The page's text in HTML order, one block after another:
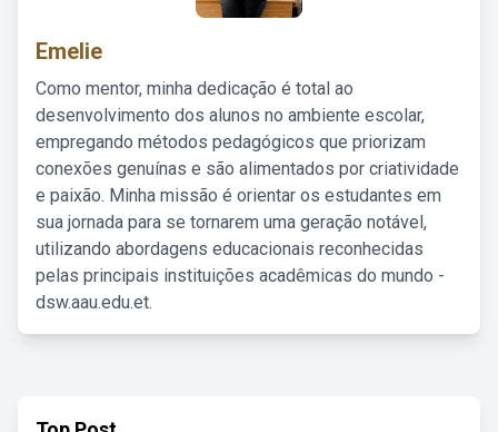
Emelie
Como mentor, minha dedicação é total ao
desenvolvimento dos alunos no ambiente escolar,
empregando métodos pedagógicos que priorizam
conexões genuínas e são alimentados por criatividade
e paixão. Minha missão é orientar os estudantes em
sua jornada para se tornarem uma geração notável,
utilizando abordagens educacionais reconhecidas
pelas principais instituições acadêmicas do mundo -
dsw.aau.edu.et.